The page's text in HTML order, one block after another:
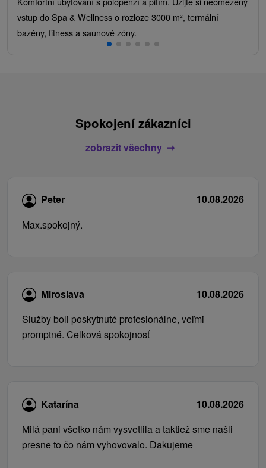
vstup do Spa & Wellness o rozloze 3000 m², termální
bazény, fitness a saunové zóny.
Spokojení zákazníci
zobrazit všechny
Peter
10.08.2026
Max.spokojný.
Miroslava
10.08.2026
Služby boli poskytnuté profesionálne, veľmi
promptné. Celková spokojnosť
Katarína
10.08.2026
Milá pani všetko nám vysvetlila a taktiež sme našli
presne to čo nám vyhovovalo. Dakujeme